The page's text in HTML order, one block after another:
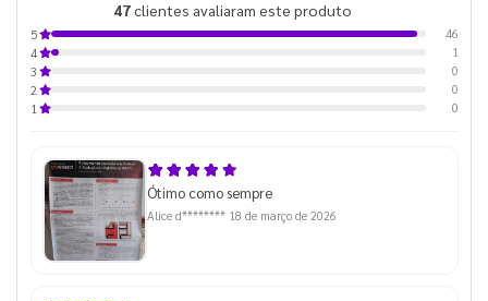
47clientes avaliaram este produto
5
46
4
1
3
0
2
0
1
0
Ótimo como sempre
Alice d******** 18 de março de 2026